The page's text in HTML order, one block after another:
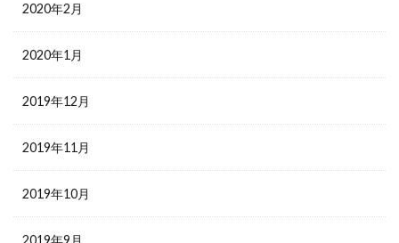
2020年2月
2020年1月
2019年12月
2019年11月
2019年10月